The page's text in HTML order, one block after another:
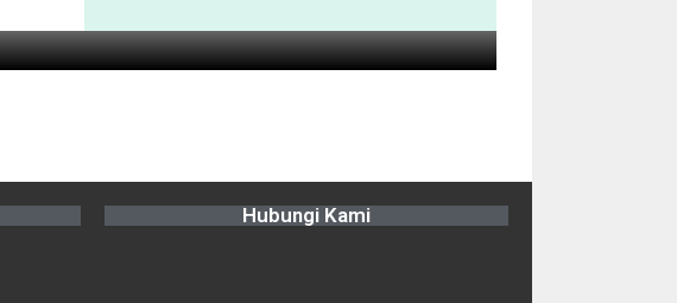
Hubungi Kami